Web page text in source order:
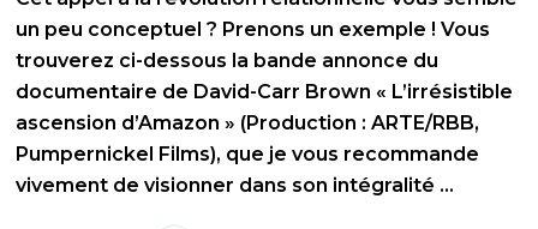
un peu conceptuel ? Prenons un exemple ! Vous
trouverez ci-dessous la bande annonce du
documentaire de David-Carr Brown « L’irrésistible
ascension d’Amazon » (Production : ARTE/RBB,
Pumpernickel Films), que je vous recommande
vivement de visionner dans son intégralité …